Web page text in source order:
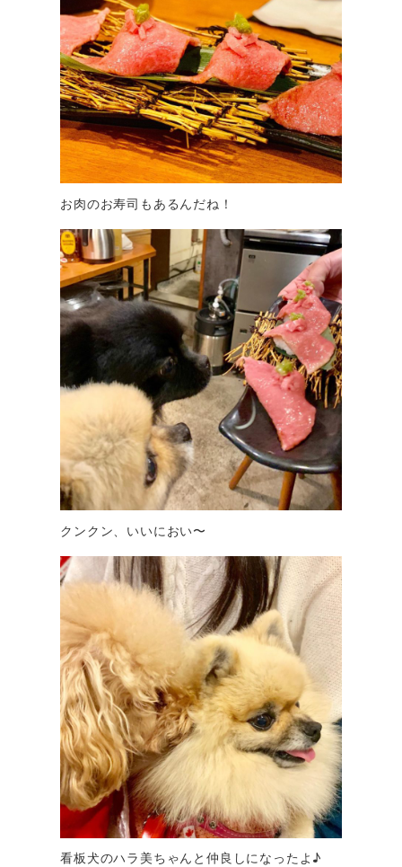
お肉のお寿司もあるんだね！
クンクン、いいにおい〜
看板犬のハラ美ちゃんと仲良しになったよ♪